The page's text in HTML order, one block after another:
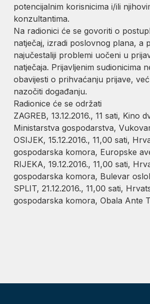
potencijalnim korisnicima i/ili
konzultantima.
Na radionici će se govoriti o
natječaj, izradi poslovnog plana, a
najučestaliji problemi uočeni u
natječaja. Prijavljenim sudionicima
obavijesti o prihvaćanju prijave,
nazočiti događanju.
Radionice će se održati
ZAGREB, 13.12.2016., 11 sati, Kino
Ministarstva gospodarstva,
OSIJEK, 15.12.2016., 11,00 sati,
gospodarska komora, Europske
RIJEKA, 19.12.2016., 11,00 sati,
gospodarska komora, Bulevar
SPLIT, 21.12.2016., 11,00 sati,
gospodarska komora, Obala Ante